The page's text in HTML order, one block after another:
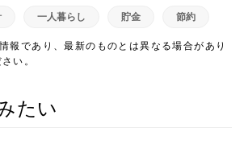
一人暮らし 貯金 節約
報であり、最新のものとは異なる場合があり
い。
たい